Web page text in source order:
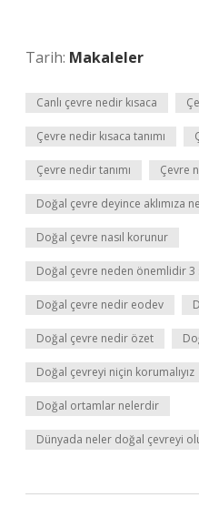
Tarih: Makaleler
Canlı çevre nedir kısaca
Çevre nedir kısaca tanımı
Çevre nedir tanımı Çevre
Doğal çevre deyince aklımıza
Doğal çevre nasıl korunur
Doğal çevre neden önemlidir 3
Doğal çevre nedir eodev
Doğal çevre nedir özet
Doğal çevreyi niçin korumalıyız
Doğal ortamlar nelerdir
Dünyada neler doğal çevreyi